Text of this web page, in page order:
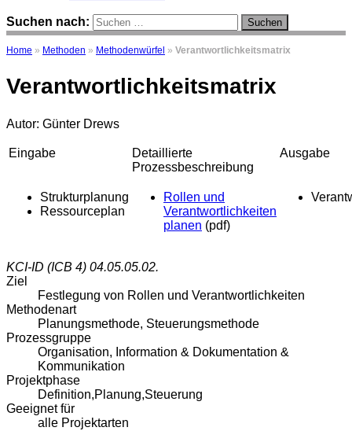
Suchen nach:
Home » Methoden » Methodenwürfel » Verantwortlichkeitsmatrix
Verantwortlichkeitsmatrix
Autor: Günter Drews
Eingabe
Detaillierte
Prozessbeschreibung
Ausgabe
Strukturplanung
Ressourceplan
Rollen und
Verantwortlichkeiten
planen (pdf)
KCI-ID (ICB 4) 04.05.05.02.
Ziel
Festlegung von Rollen und Verantwortlichkeiten
Methodenart
Planungsmethode, Steuerungsmethode
Prozessgruppe
Organisation, Information & Dokumentation &
Kommunikation
Projektphase
Definition,Planung,Steuerung
Geeignet für
alle Projektarten